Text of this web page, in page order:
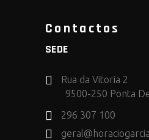
Contactos
SEDE
Rua da Vitoria 2
9500-250 Ponta
296 307 100